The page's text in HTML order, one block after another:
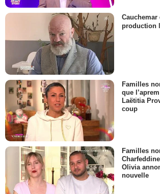
production
Familles
que
Laëtitia
coup
Familles
Olivia
nouvelle